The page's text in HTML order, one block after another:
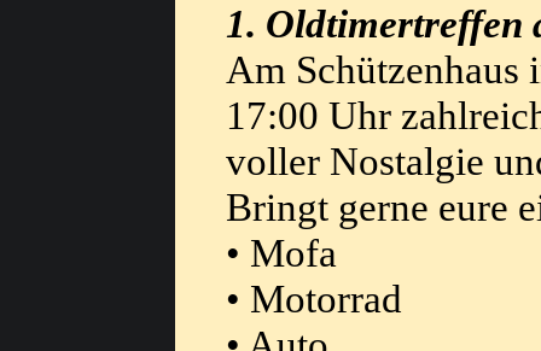
1. Oldtimertreffen
Am Schützenhaus
17:00 Uhr
voller Nostalgie
Bringt gerne eure
• Mofa
• Motorrad